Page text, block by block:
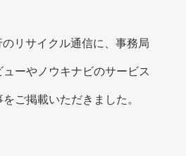
リサイクル通信に、事務局
ーやノウキナビのサービス
ご掲載いただきました。